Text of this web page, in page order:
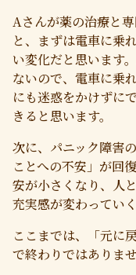
Aさんが薬の治療と
と、まずは電車に乗
い変化だと思います
ないので、電車に乗
にも迷惑をかけずに
きると思います。
次に、パニック障害
ことへの不安」が回
安が小さくなり、人
充実感が変わってい
ここまでは、「元に
で終わりではありませ